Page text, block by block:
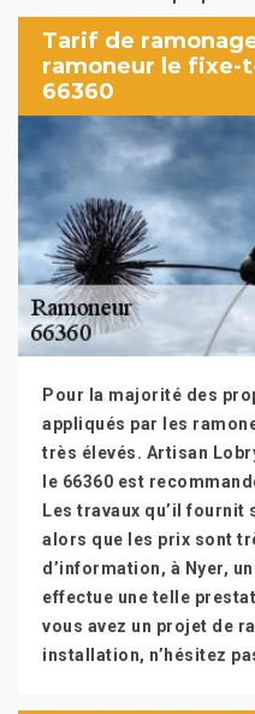
Tarif de
ramoneur le fixe-
66360
Pour la majorité des
appliqués par les
très élevés. Artisan
le 66360 est
Les travaux qu’il
alors que les prix sont
d’information, à Nyer,
effectue une telle
vous avez un projet de
installation, n’hésitez